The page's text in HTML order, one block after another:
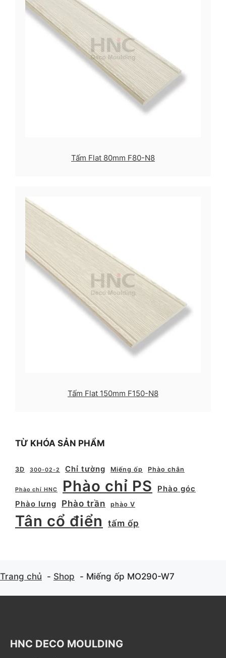
Tấm Flat 80mm F80-N8
Tấm Flat 150mm F150-N8
TỪ KHÓA SẢN PHẨM
3D 300-02-2 Chỉ tường Miếng ốp Phào chân
Phào chỉ HNC Phào chỉ PS
Phào góc
Phào lưng
Phào trần phào V
Tân cổ điển tấm ốp
Trang chủ Shop Miếng ốp MO290-W7
HNC DECO MOULDING